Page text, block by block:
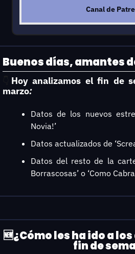
Canal de
Buenos días, amantes
Hoy analizamos el fin de
marzo:
Datos de los nuevos
Novia!’
Datos actualizados de
Datos del resto de la
Borrascosas’ o ‘Como
🆕¿Cómo les ha ido a
fin de